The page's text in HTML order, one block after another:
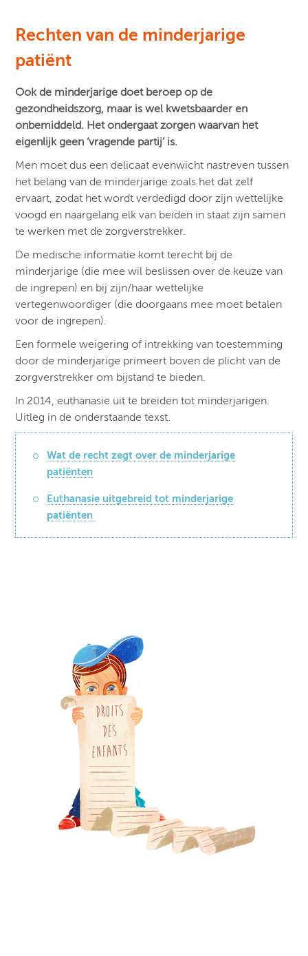
Rechten van de minderjarige
patiënt
Ook de minderjarige doet beroep op de
gezondheidszorg, maar is wel kwetsbaarder en
onbemiddeld. Het ondergaat zorgen waarvan het
eigenlijk geen ‘vragende partij’ is.
Men moet dus een delicaat evenwicht nastreven tussen
het belang van de minderjarige zoals het dat zelf
ervaart, zodat het wordt verdedigd door zijn wettelijke
voogd en naargelang elk van beiden in staat zijn samen
te werken met de zorgverstrekker.
De medische informatie komt terecht bij de
minderjarige (die mee wil beslissen over de keuze van
de ingrepen) en bij zijn/haar wettelijke
vertegenwoordiger (die doorgaans mee moet betalen
voor de ingrepen).
Een formele weigering of intrekking van toestemming
door de minderjarige primeert boven de plicht van de
zorgverstrekker om bijstand te bieden.
In 2014, euthanasie uit te breiden tot minderjarigen.
Uitleg in de onderstaande texst.
Wat de recht zegt over de minderjarige
patiënten
Euthanasie uitgebreid tot minderjarige
patiënten